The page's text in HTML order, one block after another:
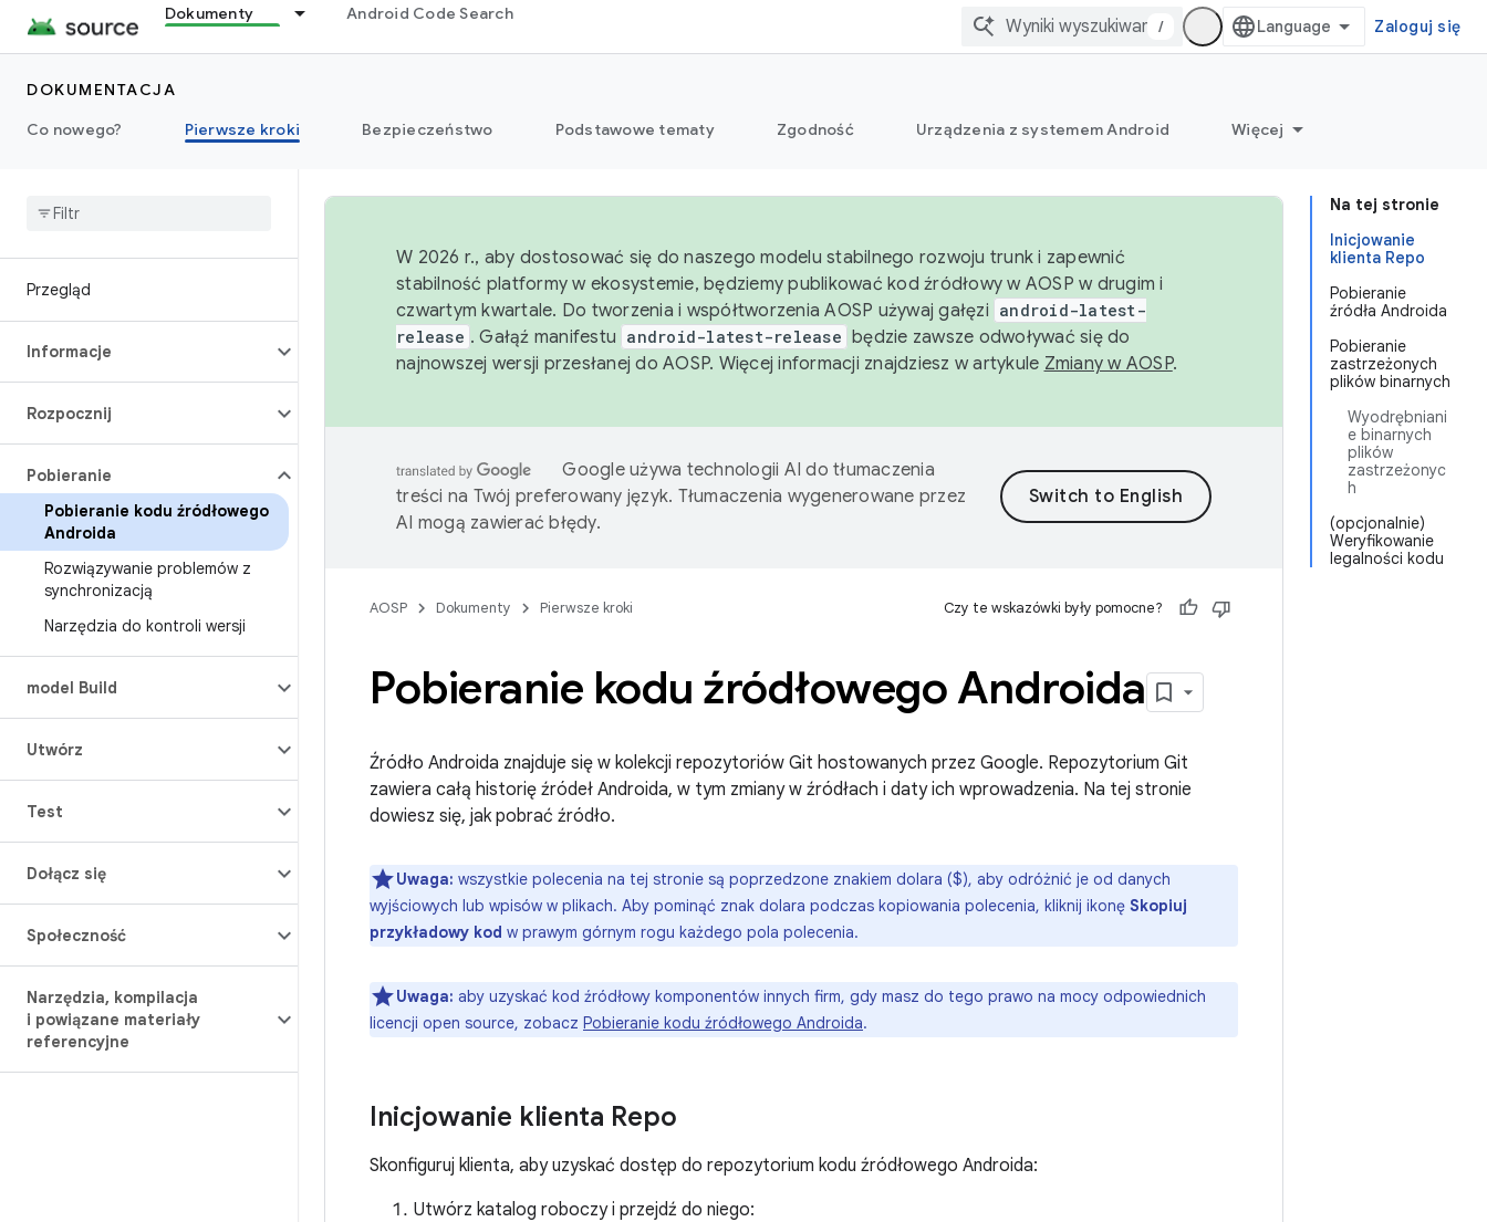
Dokumenty Android Code Search
/ Zaloguj się
DOKUMENTACJA
Co nowego?
Pierwsze kroki Bezpieczeństwo Podstawowe tematy Zgodność Urządzenia z systemem Android Więcej
Przegląd
Informacje
Rozpocznij
Pobieranie
Pobieranie kodu źródłowego
Androida
Rozwiązywanie problemów z
synchronizacją
Narzędzia do kontroli wersji
model Build
Utwórz
Test
Dołącz się
Społeczność
Narzędzia, kompilacja
i powiązane materiały
referencyjne
Na tej stronie
Inicjowanie
klienta Repo
Pobieranie
źródła Androida
Pobieranie
zastrzeżonych
plików binarnych
Wyodrębniani
e binarnych
plików
zastrzeżonyc
h
(opcjonalnie)
Weryfikowanie
legalności kodu
W 2026 r., aby dostosować się do naszego modelu stabilnego rozwoju trunk i zapewnić
stabilność platformy w ekosystemie, będziemy publikować kod źródłowy w AOSP w drugim i
czwartym kwartale. Do tworzenia i współtworzenia AOSP używaj gałęzi android-latest-
release . Gałąź manifestu android-latest-release będzie zawsze odwoływać się do
najnowszej wersji przesłanej do AOSP. Więcej informacji znajdziesz w artykule Zmiany w AOSP.
Google używa technologii AI do tłumaczenia
treści na Twój preferowany język. Tłumaczenia wygenerowane przez
AI mogą zawierać błędy.
AOSP Dokumenty Pierwsze kroki Czy te wskazówki były pomocne?
Pobieranie kodu źródłowego Androida
Źródło Androida znajduje się w kolekcji repozytoriów Git hostowanych przez Google. Repozytorium Git
zawiera całą historię źródeł Androida, w tym zmiany w źródłach i daty ich wprowadzenia. Na tej stronie
dowiesz się, jak pobrać źródło.
Uwaga: wszystkie polecenia na tej stronie są poprzedzone znakiem dolara ($), aby odróżnić je od danych
wyjściowych lub wpisów w plikach. Aby pominąć znak dolara podczas kopiowania polecenia, kliknij ikonę Skopiuj
przykładowy kod w prawym górnym rogu każdego pola polecenia.
Uwaga: aby uzyskać kod źródłowy komponentów innych firm, gdy masz do tego prawo na mocy odpowiednich
licencji open source, zobacz Pobieranie kodu źródłowego Androida.
Inicjowanie klienta Repo
Skonfiguruj klienta, aby uzyskać dostęp do repozytorium kodu źródłowego Androida:
Utwórz katalog roboczy i przejdź do niego: